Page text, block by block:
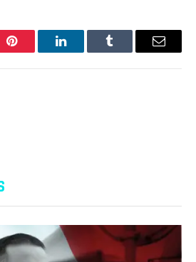
Pinterest LinkedInTumblr Email